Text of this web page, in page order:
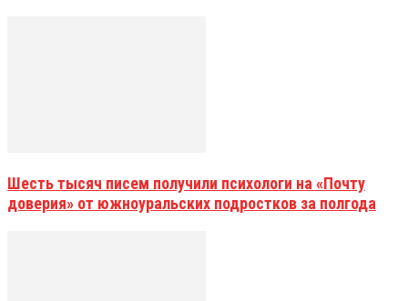
Шесть тысяч писем получили психологи на «Почту
доверия» от южноуральских подростков за полгода